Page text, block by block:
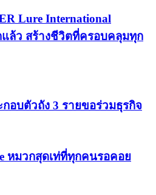
Lure International
ล้ว สร้างชีวิตที่ครอบคลุมทุก
อบตัวถัง 3 รายขอร่วมธุรกิจ
หมวกสุดเท่ที่ทุกคนรอคอย